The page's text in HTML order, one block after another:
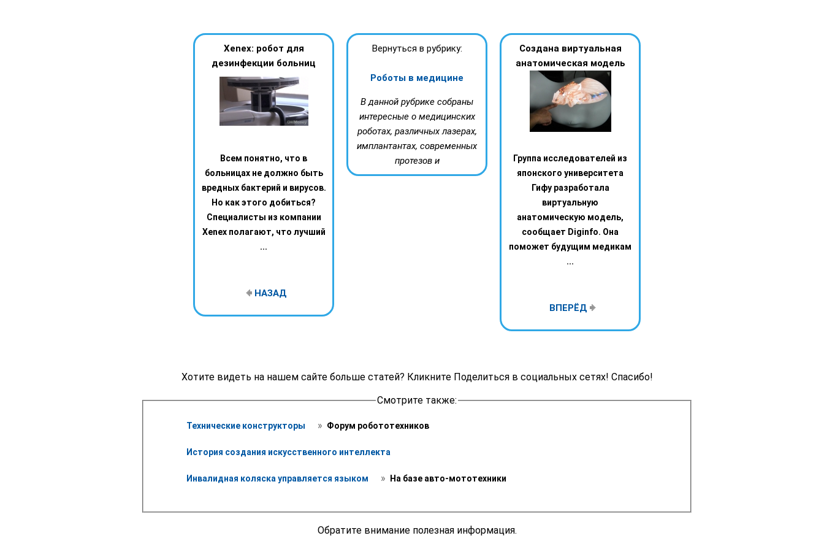
Xenex: робот для
дезинфекции больниц
Всем понятно, что в
больницах не должно быть
вредных бактерий и вирусов.
Но как этого добиться?
Специалисты из компании
Xenex полагают, что лучший
...
НАЗАД
Вернуться в рубрику:
Роботы в медицине
В данной рубрике собраны
интересные о медицинских
роботах, различных лазерах,
имплантантах, современных
протезов и
Создана виртуальная
анатомическая модель
Группа исследователей из
японского университета
Гифу разработала
виртуальную
анатомическую модель,
сообщает Diginfo. Она
поможет будущим медикам
...
ВПЕРЁД
Хотите видеть на нашем сайте больше статей? Кликните Поделиться в социальных сетях! Спасибо!
Смотрите также:
Технические конструкторы » Форум робототехников
История создания искусственного интеллекта
Инвалидная коляска управляется языком » На базе авто-мототехники
Обратите внимание полезная информация.